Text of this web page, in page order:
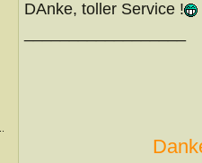
DAnke, toller Service !